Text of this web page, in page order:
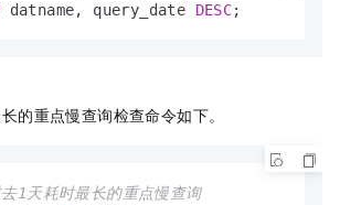
datname, query_date DESC;
的重点慢查询检查命令如下。
1天耗时最长的重点慢查询